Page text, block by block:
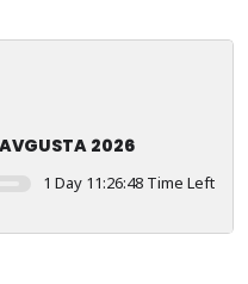
2026
1 Day 11:26:47 Time Left